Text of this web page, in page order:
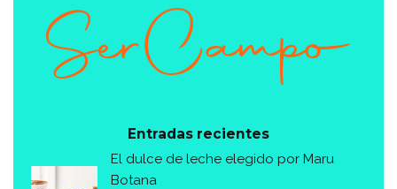
Entradas recientes
El dulce de leche elegido por Maru
Botana